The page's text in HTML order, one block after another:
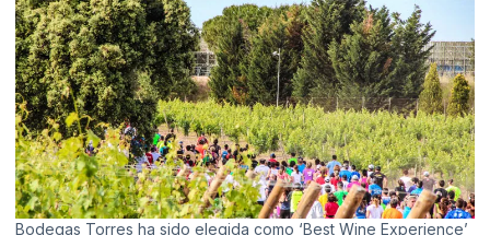
Bodegas Torres ha sido elegida como ‘Best Wine Experience’